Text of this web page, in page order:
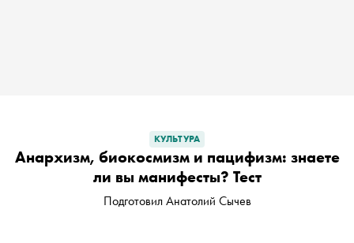
КУЛЬТУРА
Анархизм, биокосмизм и пацифизм: знаете
ли вы манифесты? Тест
Подготовил Анатолий Сычев